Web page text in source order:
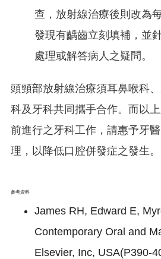
查，放射線治療後則改為
發現有齲齒立刻填補，並
處理或解答病人之疑問。
頭頸部放射線治療須耳鼻喉科
科及牙科共同攜手合作。而以
前進行之牙科工作，請惠予牙
理，以降低口腔併發症之發生。
參考資料
James RH, Edward E,
Contemporary Oral and
Elsevier, Inc, USA(P390-